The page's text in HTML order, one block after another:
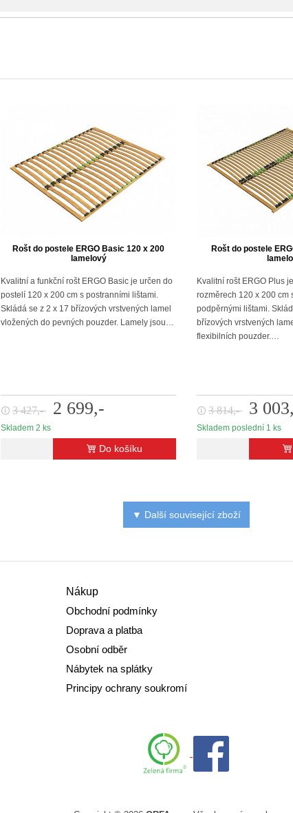
Rošt do postele ERGO Basic 120 x 200
lamelový
Kvalitní a funkční rošt ERGO Basic je určen do
postelí 120 x 200 cm s postranními lištami.
Skládá se z 2 x 17 břízových vrstvených lamel
vložených do pevných pouzder. Lamely jsou…
🛈 3 427,- 2 699,-
Skladem 2 ks
Do košíku
Rošt do postele
Kvalitní rošt ERGO Plus
rozměrech 120 x 200 cm
podpěrnými lištami.
břízových vrstvených
flexibilních pouzder.…
🛈 3 814,- 3
Skladem poslední 1 ks
▼ Další související zboží
Nákup
Obchodní podmínky
Doprava a platba
Osobní odběr
Nábytek na splátky
Principy ochrany soukromí